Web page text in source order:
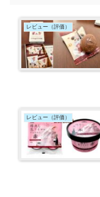
レビュー（評価）
レビュー（評価）